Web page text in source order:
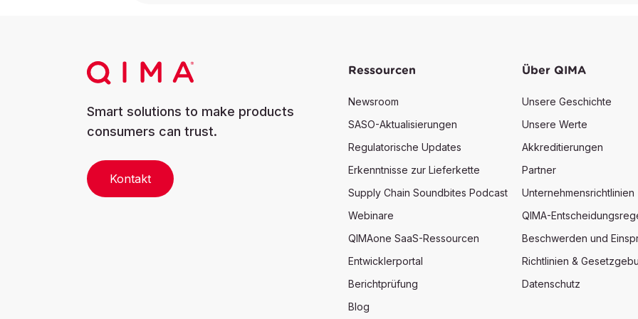
Smart solutions to make products
consumers can trust.
Kontakt
Ressourcen
Newsroom
SASO-Aktualisierungen
Regulatorische Updates
Erkenntnisse zur Lieferkette
Supply Chain Soundbites Podcast
Webinare
QIMAone SaaS-Ressourcen
Entwicklerportal
Berichtprüfung
Blog
Über QIMA
Unsere Geschichte
Unsere Werte
Akkreditierungen
Partner
Unternehmensrichtlinien
QIMA-
Beschwerden und
Richtlinien &
Datenschutz